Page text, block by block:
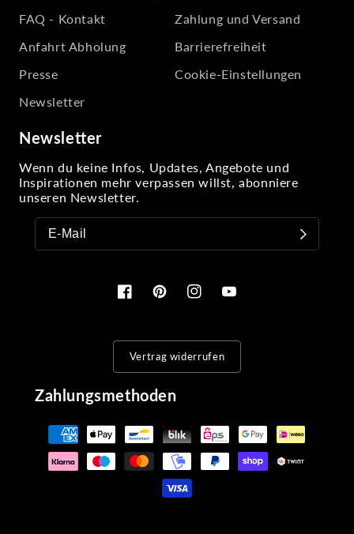
FAQ - Kontakt
Anfahrt Abholung
Presse
Newsletter
Zahlung und Versand
Barrierefreiheit
Cookie-Einstellungen
Newsletter
Wenn du keine Infos, Updates, Angebote und
Inspirationen mehr verpassen willst, abonniere
unseren Newsletter.
FacebookPinterestInstagramYouTube
Vertrag widerrufen
Zahlungsmethoden